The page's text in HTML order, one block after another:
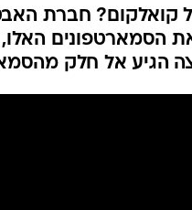
קואלקום? חברת
הסמארטפונים
הגיע אל חלק